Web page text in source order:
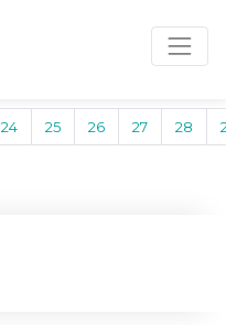
24 25 26 27 28